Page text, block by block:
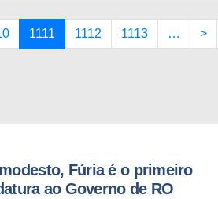
1111 1112 1113 … >
Fúria é o primeiro
ao Governo de RO